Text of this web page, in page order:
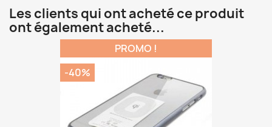
Les clients qui ont acheté ce produit
ont également acheté...
PROMO !
-40%